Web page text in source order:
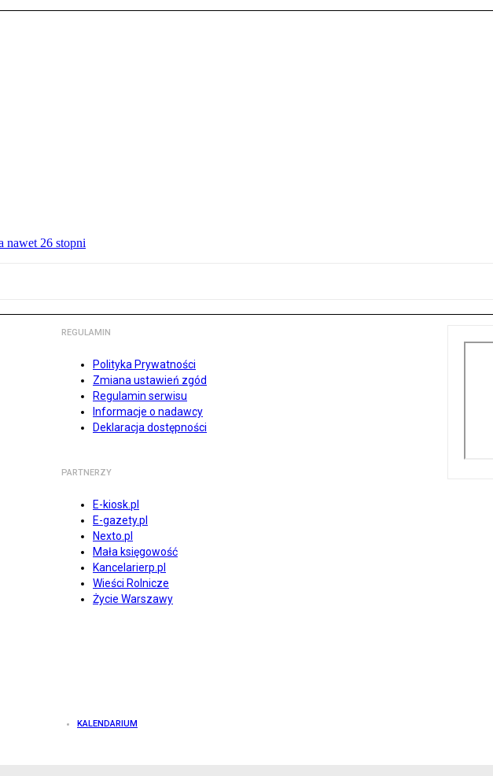
nawet 26 stopni
REGULAMIN
Polityka Prywatności
Zmiana ustawień zgód
Regulamin serwisu
Informacje o nadawcy
Deklaracja dostępności
PARTNERZY
E-kiosk.pl
E-gazety.pl
Nexto.pl
Mała księgowość
Kancelarierp.pl
Wieści Rolnicze
Życie Warszawy
KALENDARIUM